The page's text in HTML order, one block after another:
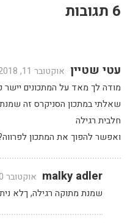
6 תגובות
עטי שטיין אוקטובר 11, 2018 בשעה 9:58 pm
מודה לך מאד על המתכונים יישר
שאלתי במתכון הסניקרס זה
חלבית רגילה
ואפשר להפוך את המתכון
malky adler אוקטובר 20, 2018 בשעה 6:21 pm
שמנת מתוקה רגילה, ךלא